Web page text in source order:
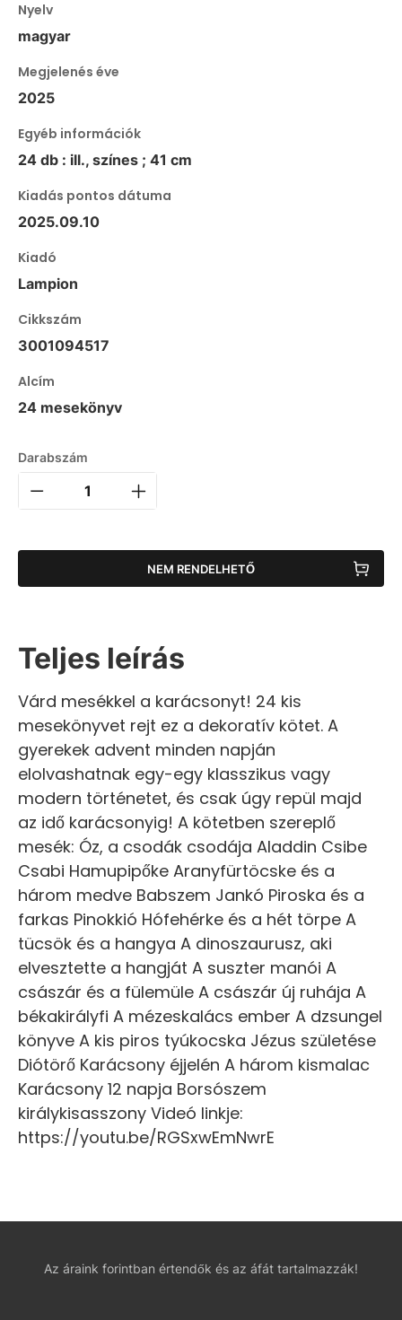
Nyelv
magyar
Megjelenés éve
2025
Egyéb információk
24 db : ill., színes ; 41 cm
Kiadás pontos dátuma
2025.09.10
Kiadó
Lampion
Cikkszám
3001094517
Alcím
24 mesekönyv
Darabszám
NEM RENDELHETŐ
Teljes leírás
Várd mesékkel a karácsonyt! 24 kis
mesekönyvet rejt ez a dekoratív kötet. A
gyerekek advent minden napján
elolvashatnak egy-egy klasszikus vagy
modern történetet, és csak úgy repül majd
az idő karácsonyig! A kötetben szereplő
mesék: Óz, a csodák csodája Aladdin Csibe
Csabi Hamupipőke Aranyfürtöcske és a
három medve Babszem Jankó Piroska és a
farkas Pinokkió Hófehérke és a hét törpe A
tücsök és a hangya A dinoszaurusz, aki
elvesztette a hangját A suszter manói A
császár és a fülemüle A császár új ruhája A
békakirályfi A mézeskalács ember A dzsungel
könyve A kis piros tyúkocska Jézus születése
Diótörő Karácsony éjjelén A három kismalac
Karácsony 12 napja Borsószem
királykisasszony Videó linkje:
https://youtu.be/RGSxwEmNwrE
Az áraink forintban értendők és az áfát tartalmazzák!